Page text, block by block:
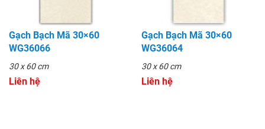
Gạch Bạch Mã 30×60
WG36066
30 x 60 cm
Liên hệ
Gạch Bạch Mã 30×60
WG36064
30 x 60 cm
Liên hệ